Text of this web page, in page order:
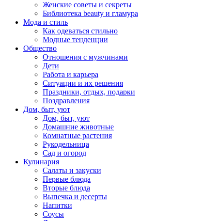
Женские советы и секреты
Библиотека beauty и гламура
Мода и стиль
Как одеваться стильно
Модные тенденции
Общество
Отношения с мужчинами
Дети
Работа и карьера
Ситуации и их решения
Праздники, отдых, подарки
Поздравления
Дом, быт, уют
Дом, быт, уют
Домашние животные
Комнатные растения
Рукодельница
Сад и огород
Кулинария
Салаты и закуски
Первые блюда
Вторые блюда
Выпечка и десерты
Напитки
Соусы